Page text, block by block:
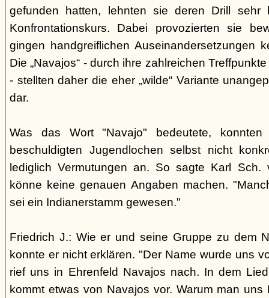
gefunden hatten, lehnten sie deren Drill
Konfrontationskurs. Dabei provozierten sie
gingen handgreiflichen Auseinandersetzungen
Die „Navajos“ - durch ihre zahlreichen
- stellten daher die eher „wilde“ Variante
dar.
Was das Wort "Navajo" bedeutete, konnten
beschuldigten Jugendlochen selbst nicht
lediglich Vermutungen an. So sagte Karl
könne keine genauen Angaben machen.
sei ein Indianerstamm gewesen."
Friedrich J.: Wie er und seine Gruppe zu dem
konnte er nicht erklären. "Der Name wurde uns
rief uns in Ehrenfeld Navajos nach. In dem
kommt etwas von Navajos vor. Warum man